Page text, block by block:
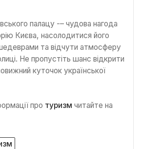
палацу -– чудова нагода
Києва, насолодитися його
та відчути атмосферу
Не пропустіть шанс відкрити
куточок української
про туризм читайте на